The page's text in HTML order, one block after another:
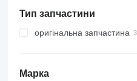
Тип запчастини
оригінальна запчастина
Марка